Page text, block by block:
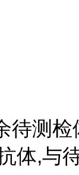
待测检
体,与